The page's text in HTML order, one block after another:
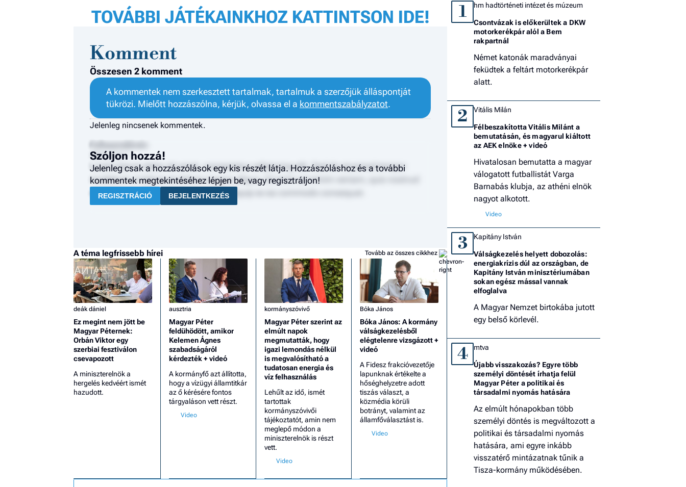
TOVÁBBI JÁTÉKAINKHOZ KATTINTSON IDE!
Komment
Összesen 2 komment
A kommentek nem szerkesztett tartalmak, tartalmuk a szerzőjük álláspontját
tükrözi. Mielőtt hozzászólna, kérjük, olvassa el a kommentszabályzatot.
Jelenleg nincsenek kommentek.
2024. január 1.
Lorem ipsum dolor sit amet, consectetur adipiscing elit. Sed do eiusmod tempor
incididunt ut labore et dolore magna aliqua. Ut enim ad minim veniam, quis nostrud
exercitation ullamco laboris nisi ut aliquip ex ea commodo consequat.
Szóljon hozzá!
Jelenleg csak a hozzászólások egy kis részét látja. Hozzászóláshoz és a további
kommentek megtekintéséhez lépjen be, vagy regisztráljon!
REGISZTRÁCIÓ BEJELENTKEZÉS
A téma legfrissebb hírei Tovább az összes cikkhez
deák dániel
Ez megint nem jött be
Magyar Péternek:
Orbán Viktor egy
szerbiai fesztiválon
csevapozott
A miniszterelnök a
hergelés kedvéért ismét
hazudott.
ausztria
Magyar Péter
feldühödött, amikor
Kelemen Ágnes
szabadságáról
kérdezték + videó
A kormányfő azt állította,
hogy a vízügyi államtitkár
az ő kérésére fontos
tárgyaláson vett részt.
kormányszóvivő
Magyar Péter szerint az
elmúlt napok
megmutatták, hogy
igazi lemondás nélkül
is megvalósítható a
tudatosan energia és
víz felhasználás
Lehűlt az idő, ismét
tartottak
kormányszóvivői
tájékoztatót, amin nem
meglepő módon a
miniszterelnök is részt
vett.
Bóka János
Bóka János: A kormány
válságkezelésből
elégtelenre vizsgázott +
videó
A Fidesz frakcióvezetője
lapunknak értékelte a
hőséghelyzetre adott
tiszás választ, a
közmédia körüli
botrányt, valamint az
államfőválasztást is.
1 hm hadtörténeti intézet és múzeum
Csontvázak is előkerültek a DKW
motorkerékpár alól a Bem
rakpartnál
Német katonák maradványai
feküdtek a feltárt motorkerékpár
alatt.
2 Vitális Milán
Félbeszakította Vitális Milánt a
bemutatásán, és magyarul kiáltott
az AEK elnöke + videó
Hivatalosan bemutatta a magyar
válogatott futballistát Varga
Barnabás klubja, az athéni elnök
nagyot alkotott.
3 Kapitány István
Válságkezelés helyett dobozolás:
energiakrízis dúl az országban, de
Kapitány István minisztériumában
sokan egész mással vannak
elfoglalva
A Magyar Nemzet birtokába jutott
egy belső körlevél.
4 mtva
Újabb visszakozás? Egyre több
személyi döntését írhatja felül
Magyar Péter a politikai és
társadalmi nyomás hatására
Az elmúlt hónapokban több
személyi döntés is megváltozott a
politikai és társadalmi nyomás
hatására, ami egyre inkább
visszatérő mintázatnak tűnik a
Tisza-kormány működésében.